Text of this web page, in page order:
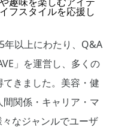
フスタイルを応援し
年以上にわたり、Q&A
」を運営し、多くの
きました。美容・健
関係・キャリア・マ
なジャンルでユーザ